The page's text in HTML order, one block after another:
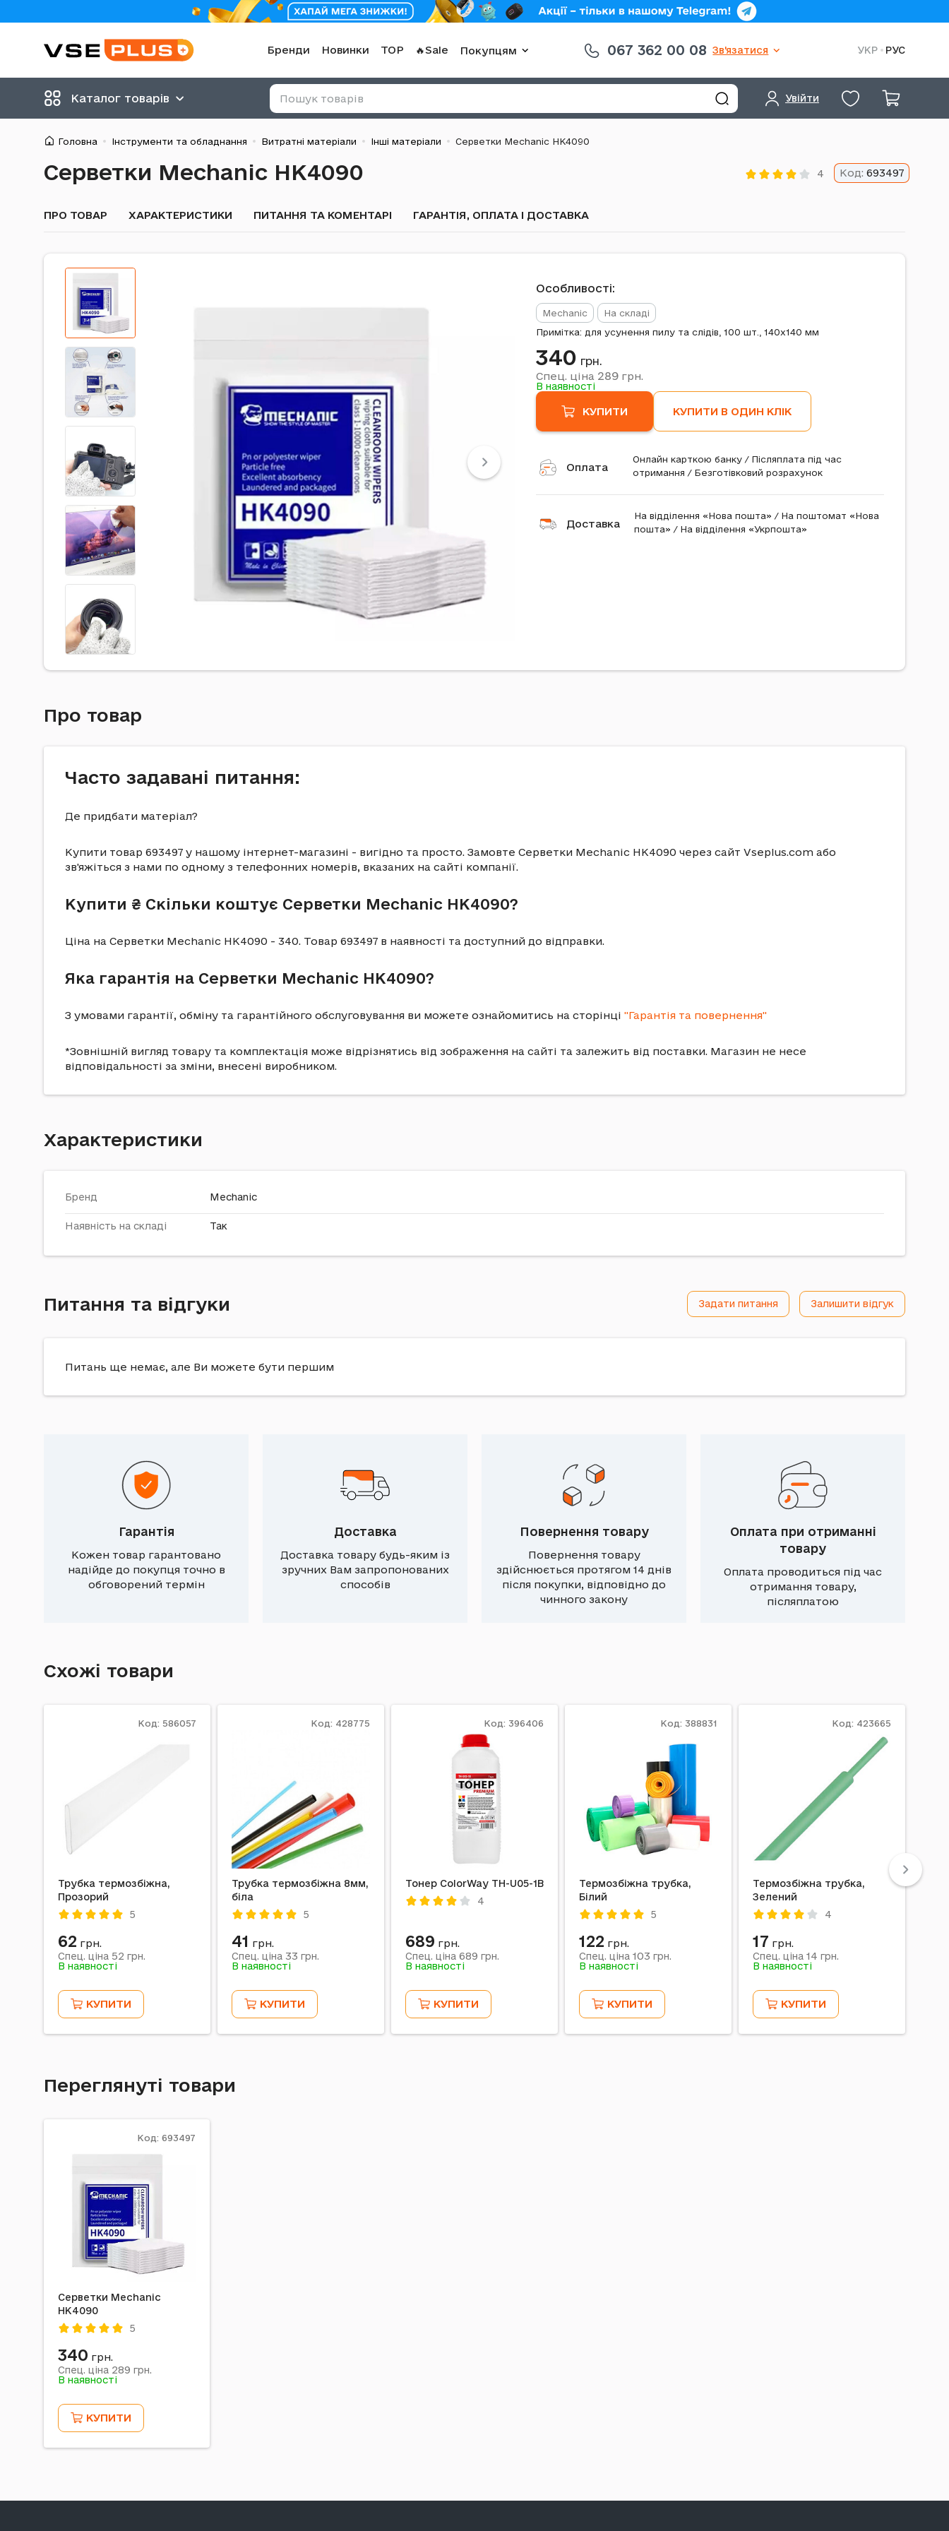
Бренди Новинки TOP 🔥Sale Покупцям 067 362 00 08 Зв'язатися УКР РУС
Увійти
Головна Інструменти та обладнання Витратні матеріали Інші матеріали Серветки Mechanic HK4090
Серветки Mechanic HK4090 4 Код: 693497
ПРО ТОВАР ХАРАКТЕРИСТИКИ ПИТАННЯ ТА КОМЕНТАРІ ГАРАНТІЯ, ОПЛАТА І ДОСТАВКА
Особливості:
Mechanic
На складі
Примітка: для усунення пилу та слідів, 100 шт., 140x140 мм
340 грн.
Спец. ціна 289 грн.
В наявності
КУПИТИ КУПИТИ В ОДИН КЛІК
Оплата
Онлайн карткою банку / Післяплата під час
отримання / Безготівковий розрахунок
Доставка
На відділення «Нова пошта» / На поштомат «Нова
пошта» / На відділення «Укрпошта»
Про товар
Часто задавані питання:
Де придбати матеріал?
Купити товар 693497 у нашому інтернет-магазині - вигідно та просто. Замовте Серветки Mechanic HK4090 через сайт Vseplus.com або
зв'яжіться з нами по одному з телефонних номерів, вказаних на сайті компанії.
Купити ₴ Скільки коштує Серветки Mechanic HK4090?
Ціна на Серветки Mechanic HK4090 - 340. Товар 693497 в наявності та доступний до відправки.
Яка гарантія на Серветки Mechanic HK4090?
З умовами гарантії, обміну та гарантійного обслуговування ви можете ознайомитись на сторінці "Гарантія та повернення"
*Зовнішній вигляд товару та комплектація може відрізнятись від зображення на сайті та залежить від поставки. Магазин не несе
відповідальності за зміни, внесені виробником.
Характеристики
Бренд Mechanic
Наявність на складі Так
Питання та відгуки Задати питання Залишити відгук
Питань ще немає, але Ви можете бути першим
Гарантія
Кожен товар гарантовано
надійде до покупця точно в
обговорений термін
Доставка
Доставка товару будь-яким із
зручних Вам запропонованих
способів
Повернення товару
Повернення товару
здійснюється протягом 14 днів
після покупки, відповідно до
чинного закону
Оплата при отриманні
товару
Оплата проводиться під час
отримання товару,
післяплатою
Схожі товари
Трубка термозбіжна,
Прозорий
5
Код: 586057
62 грн.
Спец. ціна 52 грн.
В наявності
КУПИТИ
Трубка термозбіжна 8мм,
біла
5
Код: 428775
41 грн.
Спец. ціна 33 грн.
В наявності
КУПИТИ
Тонер ColorWay TH-U05-1B
4
Код: 396406
689 грн.
Спец. ціна 689 грн.
В наявності
КУПИТИ
Термозбіжна трубка,
Білий
5
Код: 388831
122 грн.
Спец. ціна 103 грн.
В наявності
КУПИТИ
Термозбіжна трубка,
Зелений
4
Код: 423665
17 грн.
Спец. ціна 14 грн.
В наявності
КУПИТИ
Переглянуті товари
Серветки Mechanic
HK4090
5
Код: 693497
340 грн.
Спец. ціна 289 грн.
В наявності
КУПИТИ
Каталог товарів